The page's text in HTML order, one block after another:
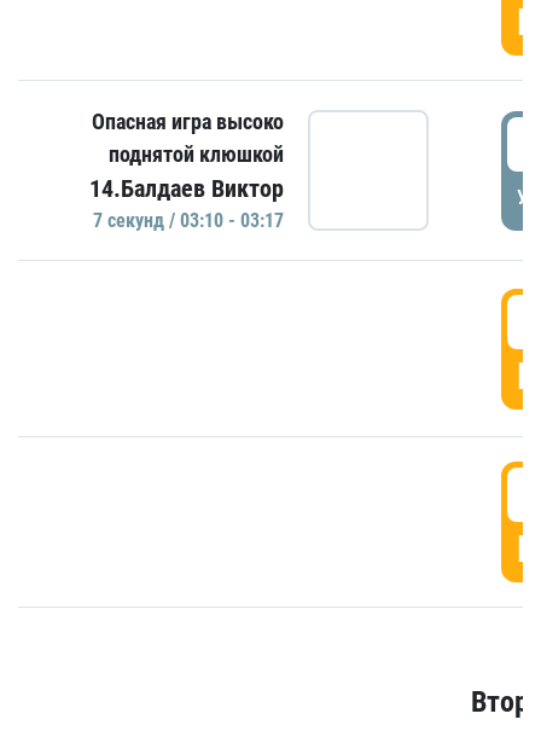
Опасная игра высоко
поднятой клюшкой
14.Балдаев Виктор
7 секунд / 03:10 - 03:17